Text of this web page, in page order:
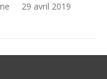
29 avril 2019